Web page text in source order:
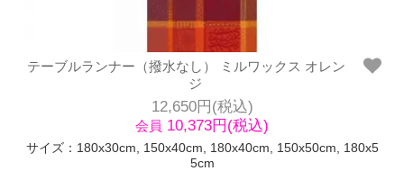
テーブルランナー（撥水なし） ミルワックス オレン
ジ
12,650円(税込)
会員 10,373円(税込)
サイズ：180x30cm, 150x40cm, 180x40cm, 150x50cm, 180x5
5cm